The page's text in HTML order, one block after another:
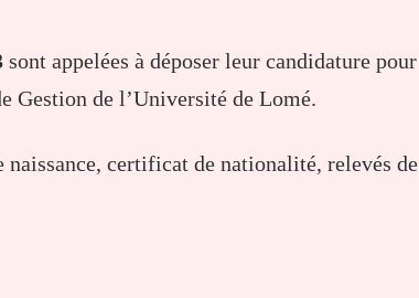
sont appelées à déposer leur candidature pour
Gestion de l’Université de Lomé.
certificat de nationalité, relevés de